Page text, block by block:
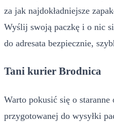
za jak najdokładniejsze
Wyślij swoją paczkę i o nic
do adresata bezpiecznie,
Tani kurier Brodnica
Warto pokusić się o staranne
przygotowanej do wysyłki